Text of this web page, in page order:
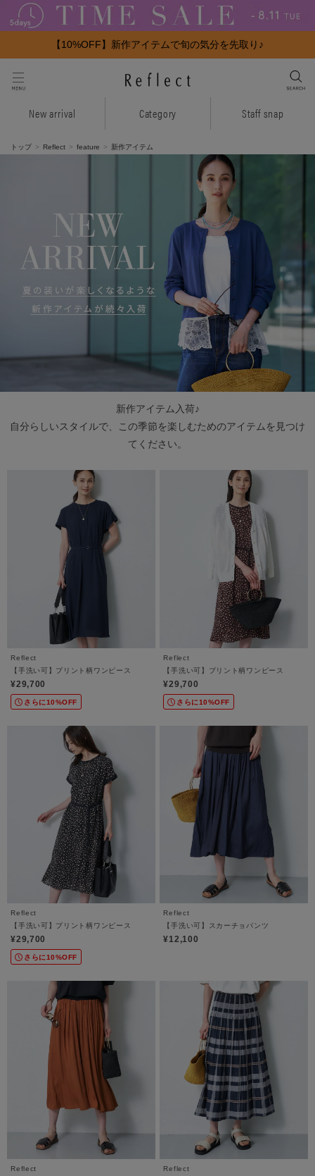
【10%OFF】新作アイテムで旬の気分を先取り♪
New arrival Category Staff snap
トップ Reflect feature 新作アイテム
新作アイテム入荷♪
自分らしいスタイルで、この季節を楽しむためのアイテムを見つけ
てください。
Reflect
【手洗い可】プリント柄ワンピース
¥29,700
さらに10%OFF
Reflect
【手洗い可】プリント柄ワンピース
¥29,700
さらに10%OFF
Reflect
【手洗い可】プリント柄ワンピース
¥29,700
さらに10%OFF
Reflect
【手洗い可】スカーチョパンツ
¥12,100
Reflect
Reflect